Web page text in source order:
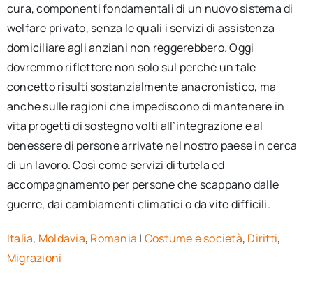
cura, componenti fondamentali di un nuovo sistema di
welfare privato, senza le quali i servizi di assistenza
domiciliare agli anziani non reggerebbero. Oggi
dovremmo riflettere non solo sul perché un tale
concetto risulti sostanzialmente anacronistico, ma
anche sulle ragioni che impediscono di mantenere in
vita progetti di sostegno volti all’integrazione e al
benessere di persone arrivate nel nostro paese in cerca
di un lavoro. Così come servizi di tutela ed
accompagnamento per persone che scappano dalle
guerre, dai cambiamenti climatici o da vite difficili.
Italia, Moldavia, Romania | Costume e società, Diritti,
Migrazioni